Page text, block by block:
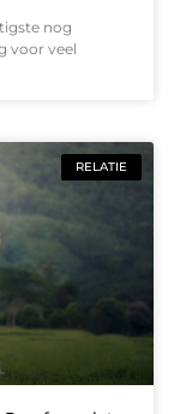
nog
voor veel
RELATIE